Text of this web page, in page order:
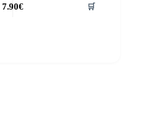
7.90€ 🛒